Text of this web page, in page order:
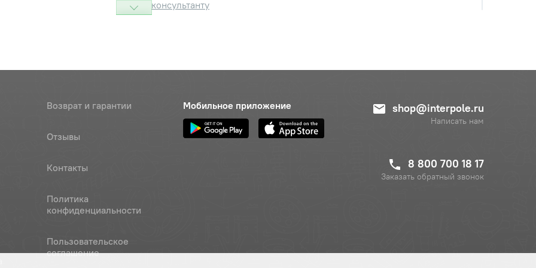
консультанту
консультанту
Наличие
Обратитесь к
Возврат и гарантии
Отзывы
Контакты
Политика
конфиденциальности
Пользовательское
соглашение
Мобильное приложение shop@interpole.ru
Написать нам
8 800 700 18 17
Заказать обратный звонок